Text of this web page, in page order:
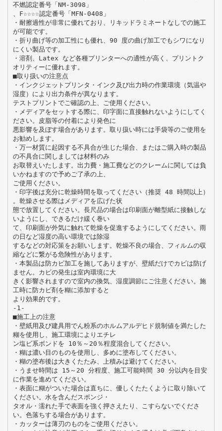
不燃認定番号「NM-3098」
、F☆☆☆☆認定番号「MFN-0408」
・耐擦過性が非常に優れており、リキッドラミネートなしでの施工
が可能です。
・折り曲げ等の加工性にも優れ、90 度の曲げ加工でもシワになり
にくい製品です。
・溶剤、Latex など各種プリンターへの適性が高く、プリントク
オリティーに優れます。
■取り扱いの注意点
・インクジェットプリンタ・インク及び出力時の作業環境（気温や
湿度）により出力条件が異なります。
テストプリントでご確認の上、ご使用ください。
・メディアをセットする際に、印字面に直接触れないようにしてく
ださい。皮脂等の付着により発色に
悪影響を及ぼす場合があります。取り扱い時には手袋等のご使用を
お勧めします。
・万一材質に起因する不具合が生じた場合、またはご購入時の製品
の不具合に関しましては材料のみ
お取替えいたします。出力費・施工費などのクレームに関しては負
いかねますので予めご了承の上、
ご使用ください。
・印字後は充分に乾燥時間を取ってください（推奨 48 時間以上）
。乾燥させる際はメディアを広げた状
態で放置してください。長尺品の場合は印刷面が離型紙に接触しな
いようにし、できるだけ緩く巻い
て、印刷面が外気に触れて乾燥を促進するようにしてください。雨
の日など湿度の高い環境では除湿
するなどの対応策をお願いします。乾燥不良の場合、フィルムの収
縮などに繋がる危険性があります。
・本製品は防カビ加工を施してありますが、壁紙だけでカビは防げ
ません。カビの発生は室内環境に大
きく影響されますので室内の換気、湿度調節にご注意ください。施
工時に防カビ剤を糊に添加すると
より効果的です。
-1-
■施工上の注意
・壁紙用及び建具用でん粉系のホルムアルデヒド規制値を満たした
糊を使用し、施工環境によりエチレ
ン塩ビ系ボンドを 10％～20％程度混合してください。
・糊は濃い目のものを使用し、多めに塗布してください。
・糊の塗布後は大きくたたみ、上積みは避けてください。
・うませ時間は 15～20 分程度、施工可能時間 30 分以内を目安
に作業を進めてください。
・表面に糊がついた場合は直ちに、優しくたたくように取り除いて
ください。水を含んだスポンジ・
タオル・濡れた手で表面を強く押さえたり、こすらないでくださ
い。色落ちする場合があります。
・カッターは薄刃のものをご使用ください。